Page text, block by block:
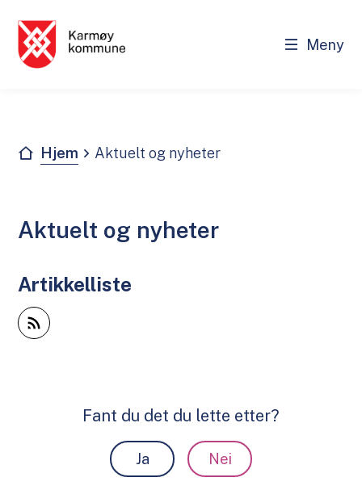
Meny
Du er her:
Hjem Aktuelt og nyheter
Aktuelt og nyheter
Artikkelliste
Fant du det du lette etter?
Ja Nei